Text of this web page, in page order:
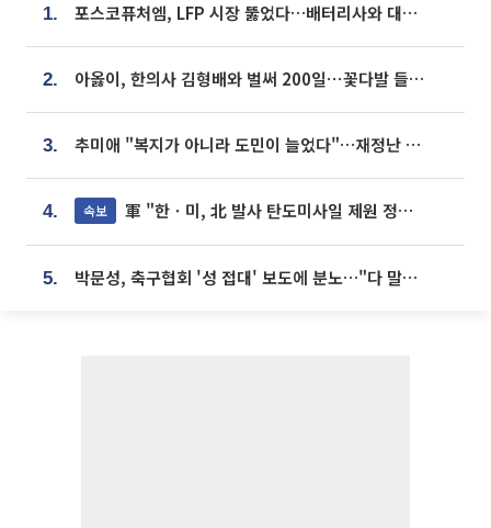
1. 포스코퓨처엠, LFP 시장 뚫었다…배터리사와 대규모 장기 공급 합의
2. 아옳이, 한의사 김형배와 벌써 200일⋯꽃다발 들고 "프러포즈 아냐"
3. 추미애 "복지가 아니라 도민이 늘었다"…재정난 책임론 정면돌파
4. 속보 軍 "한ㆍ미, 北 발사 탄도미사일 제원 정밀분석 중"
5. 박문성, 축구협회 '성 접대' 보도에 분노…"다 말아먹으려고 작정했나"